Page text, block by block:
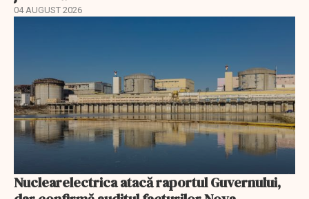
04 AUGUST 2026
Nuclearelectrica atacă raportul Guvernului,